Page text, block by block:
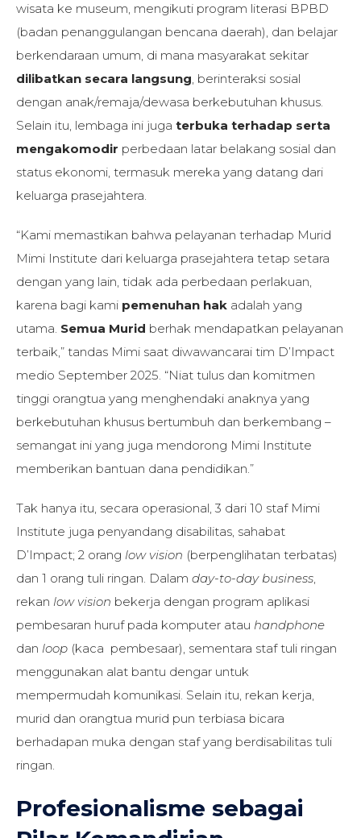
wisata ke museum, mengikuti program literasi BPBD
(badan penanggulangan bencana daerah), dan belajar
berkendaraan umum, di mana masyarakat sekitar
dilibatkan secara langsung, berinteraksi sosial
dengan anak/remaja/dewasa berkebutuhan khusus.
Selain itu, lembaga ini juga terbuka terhadap serta
mengakomodir perbedaan latar belakang sosial dan
status ekonomi, termasuk mereka yang datang dari
keluarga prasejahtera.
“Kami memastikan bahwa pelayanan terhadap Murid
Mimi Institute dari keluarga prasejahtera tetap setara
dengan yang lain, tidak ada perbedaan perlakuan,
karena bagi kami pemenuhan hak adalah yang
utama. Semua Murid berhak mendapatkan pelayanan
terbaik,” tandas Mimi saat diwawancarai tim D’Impact
medio September 2025. “Niat tulus dan komitmen
tinggi orangtua yang menghendaki anaknya yang
berkebutuhan khusus bertumbuh dan berkembang –
semangat ini yang juga mendorong Mimi Institute
memberikan bantuan dana pendidikan.”
Tak hanya itu, secara operasional, 3 dari 10 staf Mimi
Institute juga penyandang disabilitas, sahabat
D’Impact; 2 orang low vision (berpenglihatan terbatas)
dan 1 orang tuli ringan. Dalam day-to-day business,
rekan low vision bekerja dengan program aplikasi
pembesaran huruf pada komputer atau handphone
dan loop (kaca pembesaar), sementara staf tuli ringan
menggunakan alat bantu dengar untuk
mempermudah komunikasi. Selain itu, rekan kerja,
murid dan orangtua murid pun terbiasa bicara
berhadapan muka dengan staf yang berdisabilitas tuli
ringan.
Profesionalisme sebagai